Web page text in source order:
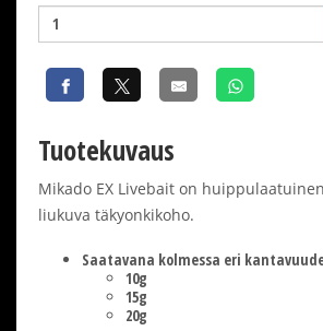
Tuotekuvaus
Mikado EX Livebait on huippulaatuinen
liukuva täkyonkikoho.
Saatavana kolmessa eri
10g
15g
20g